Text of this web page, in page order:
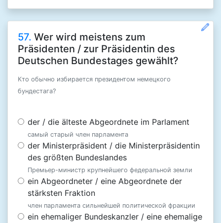
57. Wer wird meistens zum
Präsidenten / zur Präsidentin des
Deutschen Bundestages gewählt?
Кто обычно избирается президентом немецкого
бундестага?
der / die älteste Abgeordnete im Parlament
самый старый член парламента
der Ministerpräsident / die Ministerpräsidentin
des größten Bundeslandes
Премьер-министр крупнейшего федеральной земли
ein Abgeordneter / eine Abgeordnete der
stärksten Fraktion
член парламента сильнейшей политической фракции
ein ehemaliger Bundeskanzler / eine ehemalige